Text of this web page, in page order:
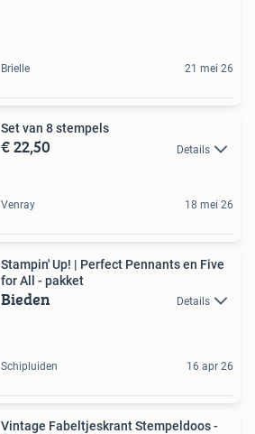
Brielle 21 mei 26
Set van 8 stempels
€ 22,50 Details
Venray 18 mei 26
Stampin' Up! | Perfect Pennants en Five
for All - pakket
Bieden Details
Schipluiden 16 apr 26
Vintage Fabeltjeskrant Stempeldoos -